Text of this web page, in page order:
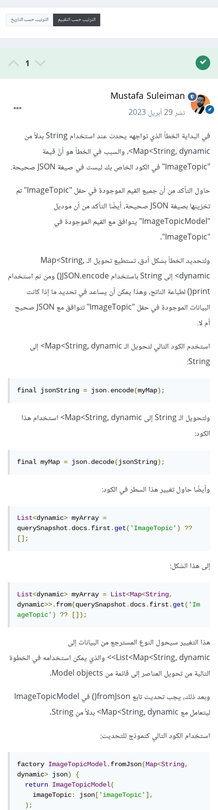
الترتيب حسب التقييم الترتيب حسب التاريخ
1
Mustafa Suleiman
نشر29 أبريل 2023
في البداية الخطأ الذي تواجهه يحدث عند استخدام String بدلاً من
Map<String, dynamic>، والسبب في الخطأ هو أنَّ قيمة
"ImageTopic" في الكود الخاص بك ليست في صيغة JSON صحيحة.
حاول التأكد من أن جميع القيم الموجودة في حقل "ImageTopic" تم
تخزينها بصيغة JSON صحيحة، أيضًا التأكد من أن موديل
"ImageTopicModel" يتوافق مع القيم الموجودة في
"ImageTopic".
ولتحديد الخطأ بشكل أدق، تستطيع تحويل الـ Map<String,
dynamic> إلى String باستخدام JSON.encode() ومن ثم استخدام
print() لطباعة الناتج، وهذا يمكن أن يساعد في تحديد ما إذا كانت
البيانات الموجودة في حقل "ImageTopic" تتوافق مع JSON صحيح
أم لا.
استخدم الكود التالي لتحويل الـ Map<String, dynamic> إلى
String:
final jsonString = json.encode(myMap);
ولتحويل الـ String إلى Map<String, dynamic> استخدام هذا
الكود:
final myMap = json.decode(jsonString);
وأيضًا حاول تغيير هذا السطر في الكود:
List<dynamic> myArray =
querySnapshot.docs.first.get('ImageTopic')
??
[];
إلى هذا الشكل:
List<dynamic> myArray = List<Map<String,
dynamic>>.from(querySnapshot.docs.first.get('Im
ageTopic') ?? []);
هذا التغيير سيحول النوع المسترجع من البيانات إلى
List<Map<String, dynamic>> والذي يمكن استخدامه في الخطوة
التالية من تحويل العناصر إلى قائمة من Model objects.
وبعد ذلك، يجب تحديث تابع fromJson() في ImageTopicModel
ليتعامل مع Map<String, dynamic> بدلاً من String.
استخدام الكود التالي كنموذج للتحديث:
factory ImageTopicModel.fromJson(Map<String,
dynamic> json)
{
return
ImageTopicModel(
    imageTopic
: json ['imageTopic'],
);